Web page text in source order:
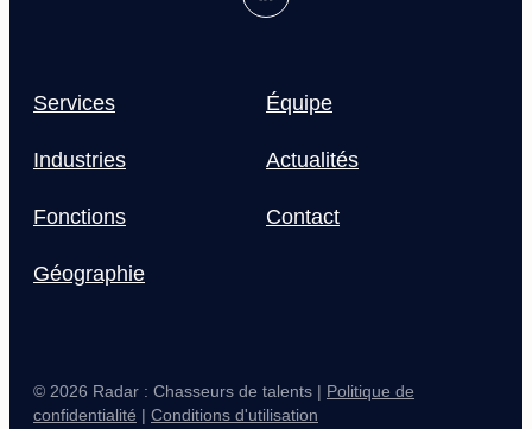
Services
Industries
Fonctions
Géographie
Équipe
Actualités
Contact
© 2026 Radar : Chasseurs de talents | Politique de
confidentialité | Conditions d'utilisation